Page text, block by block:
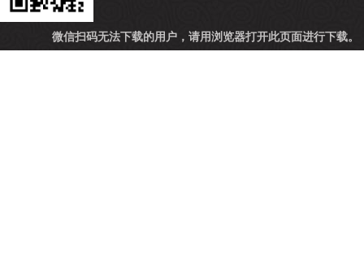
微信扫码无法下载的用户，请用浏览器打开此页面进行下载。